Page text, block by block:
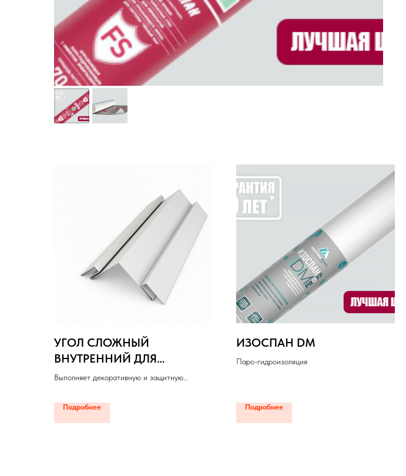
УГОЛ СЛОЖНЫЙ
ВНУТРЕННИЙ ДЛЯ
МЕТАЛЛОСАЙДИНГА И
Выполняет декоративную и защитную
Подробнее
ИЗОСПАН DM
Паро-гидроизоляция
Подробнее